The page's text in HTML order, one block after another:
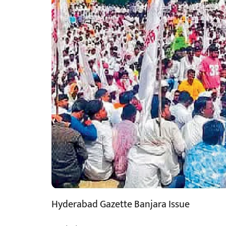
Hyderabad Gazette Banjara Issue